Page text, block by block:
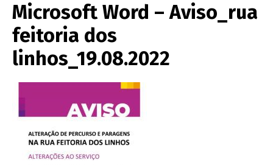
Microsoft Word – Aviso_rua
feitoria dos
linhos_19.08.2022